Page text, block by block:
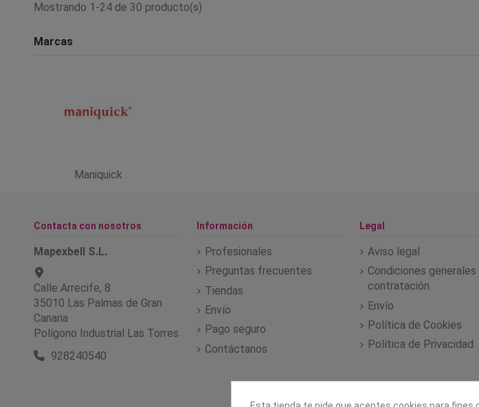
Mostrando 1-24 de 30 producto(s)
Marcas
Maniquick
Contacta con nosotros
Mapexbell S.L.
Calle Arrecife, 8
35010 Las Palmas de Gran
Canaria
Polígono Industrial Las Torres
928240540
Información
Profesionales
Preguntas frecuentes
Tiendas
Envío
Pago seguro
Contáctanos
Legal
Aviso legal
Condiciones generales
contratación
Envío
Política de Cookies
Política de Privacidad